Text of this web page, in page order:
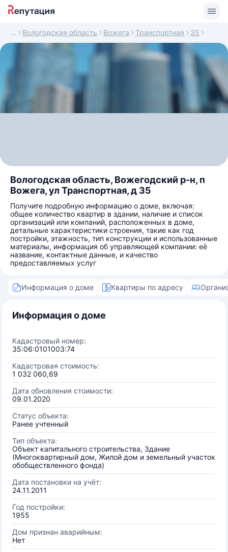
Вологодская область Вожега Транспортная 35
Вологодская область, Вожегодский р-н, п
Вожега, ул Транспортная, д 35
Получите подробную информацию о доме, включая:
общее количество квартир в здании, наличие и список
организаций или компаний, расположенных в доме,
детальные характеристики строения, такие как год
постройки, этажность, тип конструкции и использованные
материалы, информация об управляющей компании: её
название, контактные данные, и качество
предоставляемых услуг
Информация о доме Квартиры по адресу
Информация о доме
Кадастровый номер:
35:06:0101003:74
Кадастровая стоимость:
1 032 060,69
Дата обновления стоимости:
09.01.2020
Статус объекта:
Ранее учтенный
Тип объекта:
Объект капитального строительства, Здание
(Многоквартирный дом, Жилой дом и земельный участок
обобществленного фонда)
Дата постановки на учёт:
24.11.2011
Год постройки:
1955
Дом признан аварийным:
Нет